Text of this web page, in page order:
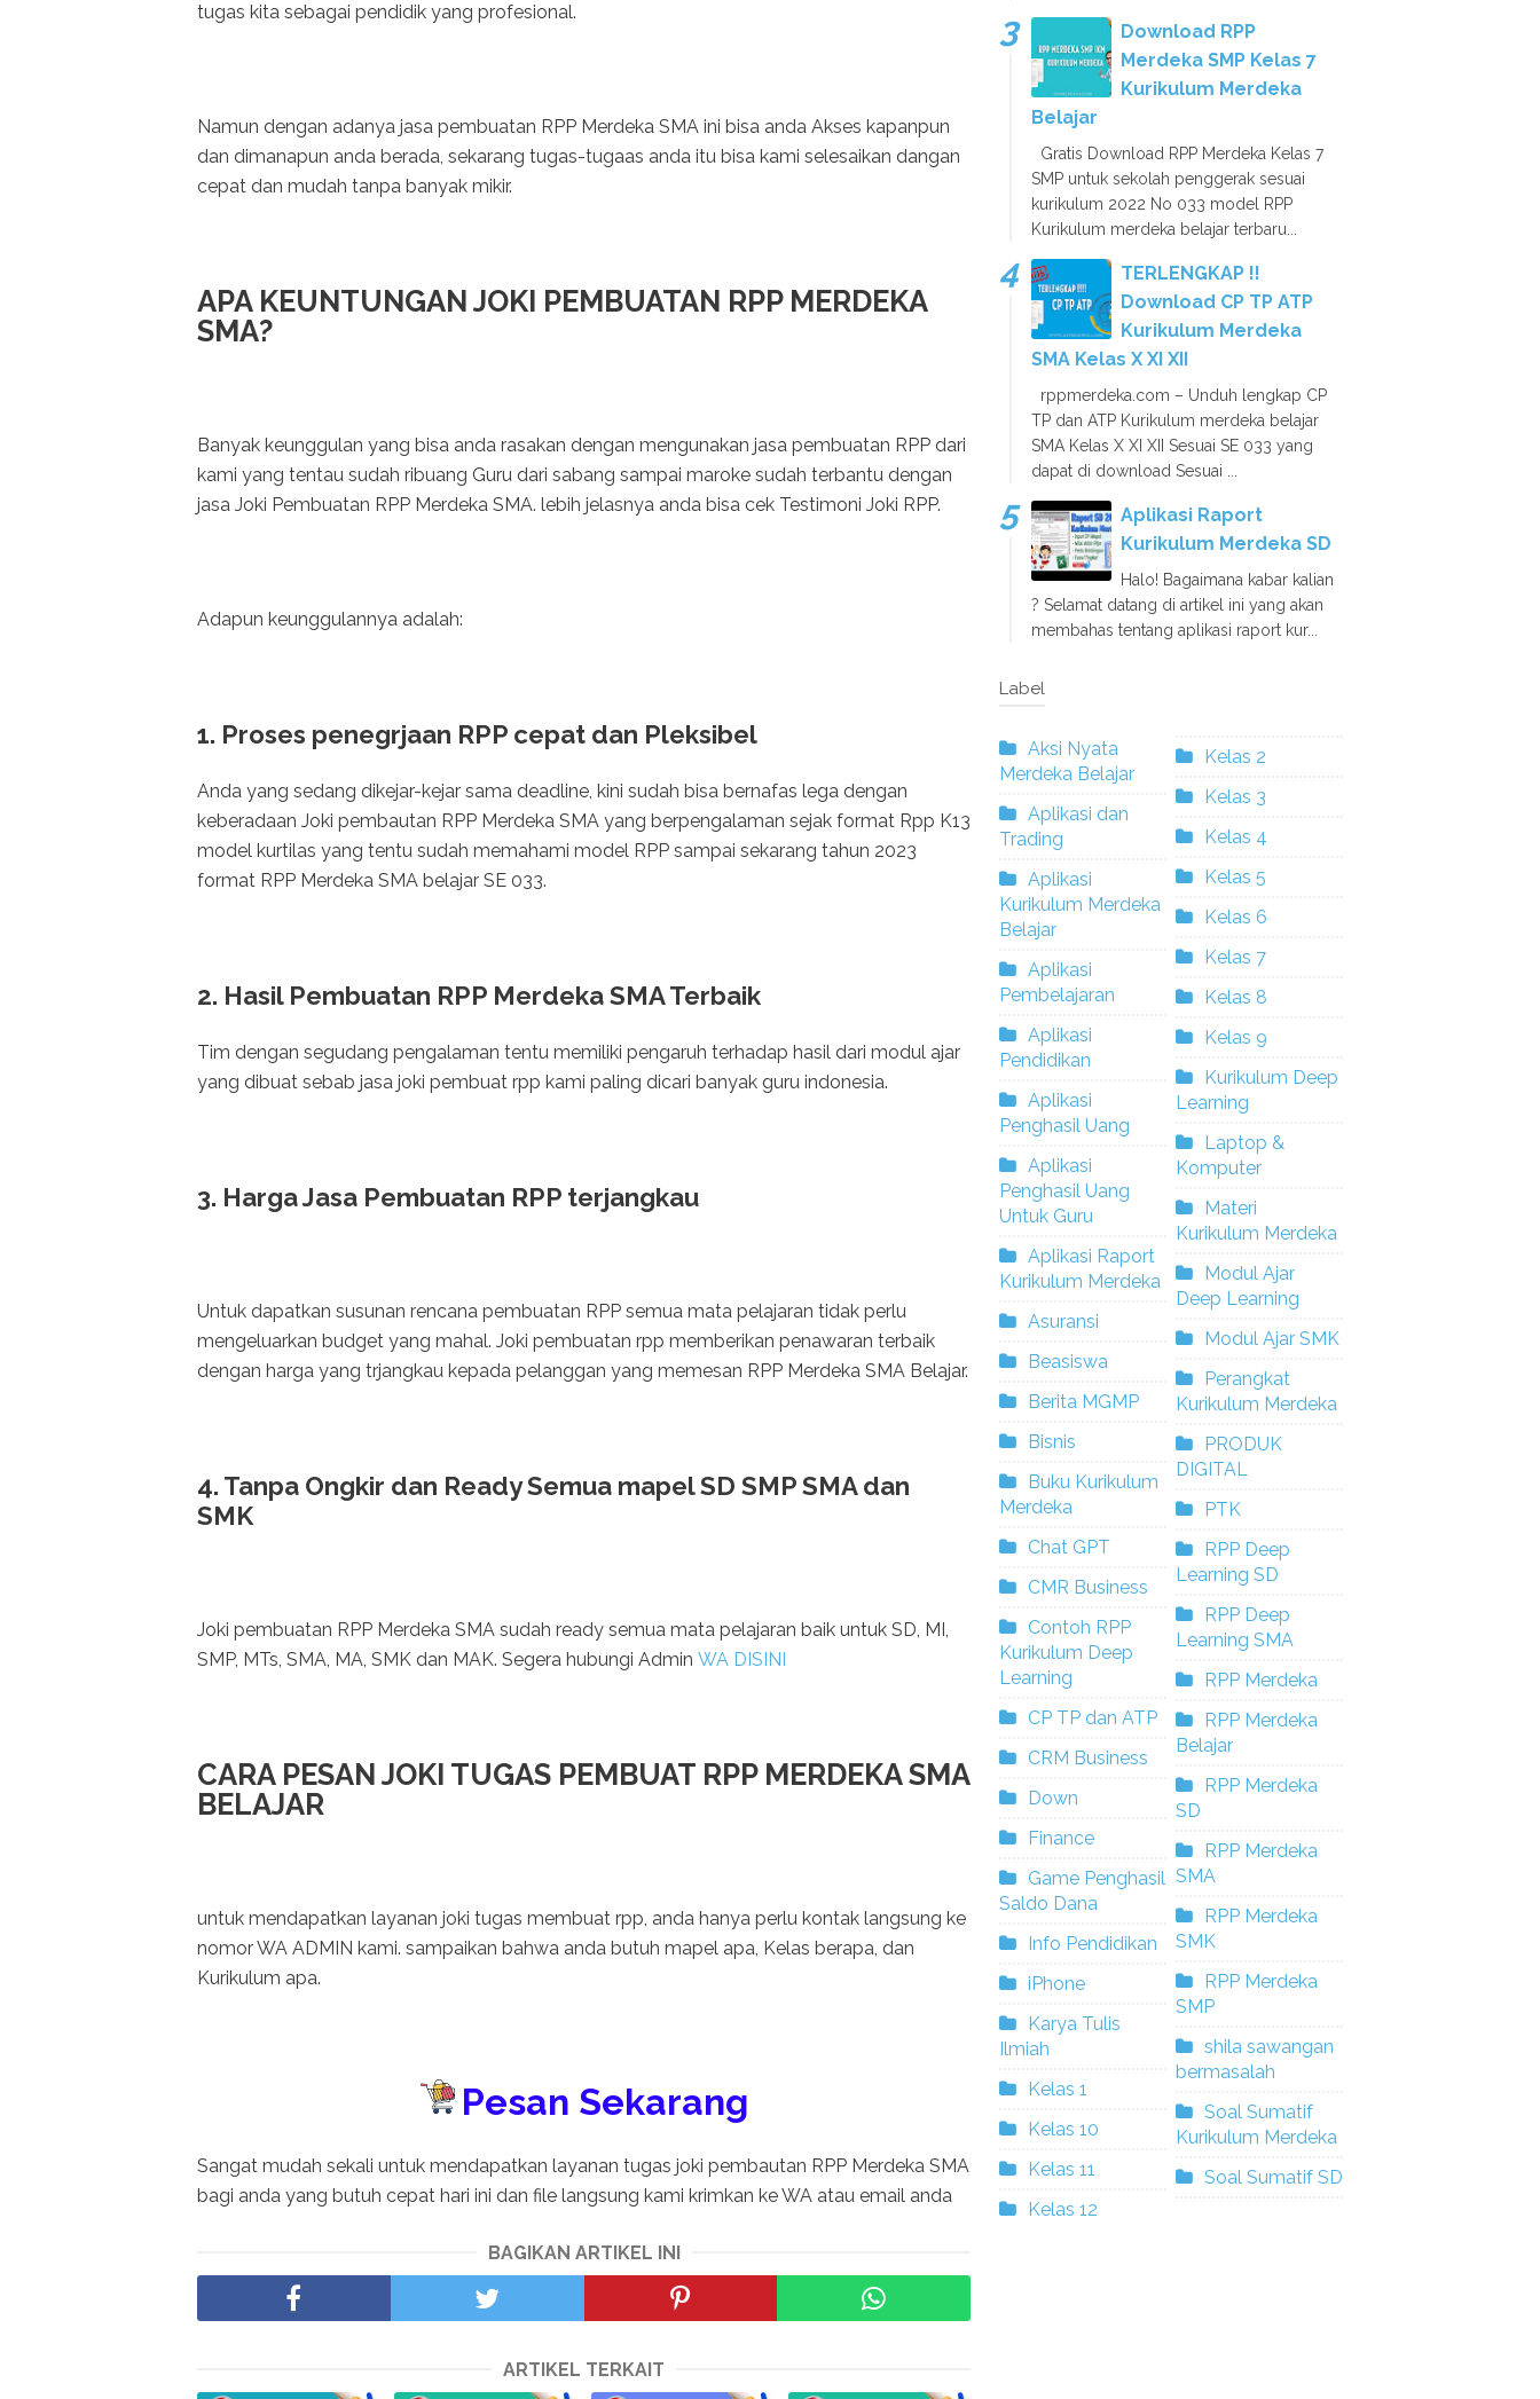
tugas kita sebagai pendidik yang profesional.
Namun dengan adanya jasa pembuatan RPP Merdeka SMA ini bisa anda Akses kapanpun
dan dimanapun anda berada, sekarang tugas-tugaas anda itu bisa kami selesaikan dangan
cepat dan mudah tanpa banyak mikir.
APA KEUNTUNGAN JOKI PEMBUATAN RPP MERDEKA
SMA?
Banyak keunggulan yang bisa anda rasakan dengan mengunakan jasa pembuatan RPP dari
kami yang tentau sudah ribuang Guru dari sabang sampai maroke sudah terbantu dengan
jasa Joki Pembuatan RPP Merdeka SMA. lebih jelasnya anda bisa cek Testimoni Joki RPP.
Adapun keunggulannya adalah:
1. Proses penegrjaan RPP cepat dan Pleksibel
Anda yang sedang dikejar-kejar sama deadline, kini sudah bisa bernafas lega dengan
keberadaan Joki pembautan RPP Merdeka SMA yang berpengalaman sejak format Rpp K13
model kurtilas yang tentu sudah memahami model RPP sampai sekarang tahun 2023
format RPP Merdeka SMA belajar SE 033.
2. Hasil Pembuatan RPP Merdeka SMA Terbaik
Tim dengan segudang pengalaman tentu memiliki pengaruh terhadap hasil dari modul ajar
yang dibuat sebab jasa joki pembuat rpp kami paling dicari banyak guru indonesia.
3. Harga Jasa Pembuatan RPP terjangkau
Untuk dapatkan susunan rencana pembuatan RPP semua mata pelajaran tidak perlu
mengeluarkan budget yang mahal. Joki pembuatan rpp memberikan penawaran terbaik
dengan harga yang trjangkau kepada pelanggan yang memesan RPP Merdeka SMA Belajar.
4. Tanpa Ongkir dan Ready Semua mapel SD SMP SMA dan
SMK
Joki pembuatan RPP Merdeka SMA sudah ready semua mata pelajaran baik untuk SD, MI,
SMP, MTs, SMA, MA, SMK dan MAK. Segera hubungi Admin WA DISINI
CARA PESAN JOKI TUGAS PEMBUAT RPP MERDEKA SMA
BELAJAR
untuk mendapatkan layanan joki tugas membuat rpp, anda hanya perlu kontak langsung ke
nomor WA ADMIN kami. sampaikan bahwa anda butuh mapel apa, Kelas berapa, dan
Kurikulum apa.
Pesan Sekarang
Sangat mudah sekali untuk mendapatkan layanan tugas joki pembautan RPP Merdeka SMA
bagi anda yang butuh cepat hari ini dan file langsung kami krimkan ke WA atau email anda
BAGIKAN ARTIKEL INI
ARTIKEL TERKAIT
Download RPP
Merdeka SMP Kelas 7
Kurikulum Merdeka
Belajar
Gratis Download RPP Merdeka Kelas 7
SMP untuk sekolah penggerak sesuai
kurikulum 2022 No 033 model RPP
Kurikulum merdeka belajar terbaru...
TERLENGKAP !!
Download CP TP ATP
Kurikulum Merdeka
SMA Kelas X XI XII
rppmerdeka.com – Unduh lengkap CP
TP dan ATP Kurikulum merdeka belajar
SMA Kelas X XI XII Sesuai SE 033 yang
dapat di download Sesuai ...
Aplikasi Raport
Kurikulum Merdeka SD
Halo! Bagaimana kabar kalian
? Selamat datang di artikel ini yang akan
membahas tentang aplikasi raport kur...
Label
Aksi Nyata
Merdeka Belajar
Aplikasi dan
Trading
Aplikasi
Kurikulum Merdeka
Belajar
Aplikasi
Pembelajaran
Aplikasi
Pendidikan
Aplikasi
Penghasil Uang
Aplikasi
Penghasil Uang
Untuk Guru
Aplikasi Raport
Kurikulum Merdeka
Asuransi
Beasiswa
Berita MGMP
Bisnis
Buku Kurikulum
Merdeka
Chat GPT
CMR Business
Contoh RPP
Kurikulum Deep
Learning
CP TP dan ATP
CRM Business
Down
Finance
Game Penghasil
Saldo Dana
Info Pendidikan
iPhone
Karya Tulis
Ilmiah
Kelas 1
Kelas 10
Kelas 11
Kelas 12
Kelas 2
Kelas 3
Kelas 4
Kelas 5
Kelas 6
Kelas 7
Kelas 8
Kelas 9
Kurikulum Deep
Learning
Laptop &
Komputer
Materi
Kurikulum Merdeka
Modul Ajar
Deep Learning
Modul Ajar SMK
Perangkat
Kurikulum Merdeka
PRODUK
DIGITAL
PTK
RPP Deep
Learning SD
RPP Deep
Learning SMA
RPP Merdeka
RPP Merdeka
Belajar
RPP Merdeka
SD
RPP Merdeka
SMA
RPP Merdeka
SMK
RPP Merdeka
SMP
shila sawangan
bermasalah
Soal Sumatif
Kurikulum Merdeka
Soal Sumatif SD